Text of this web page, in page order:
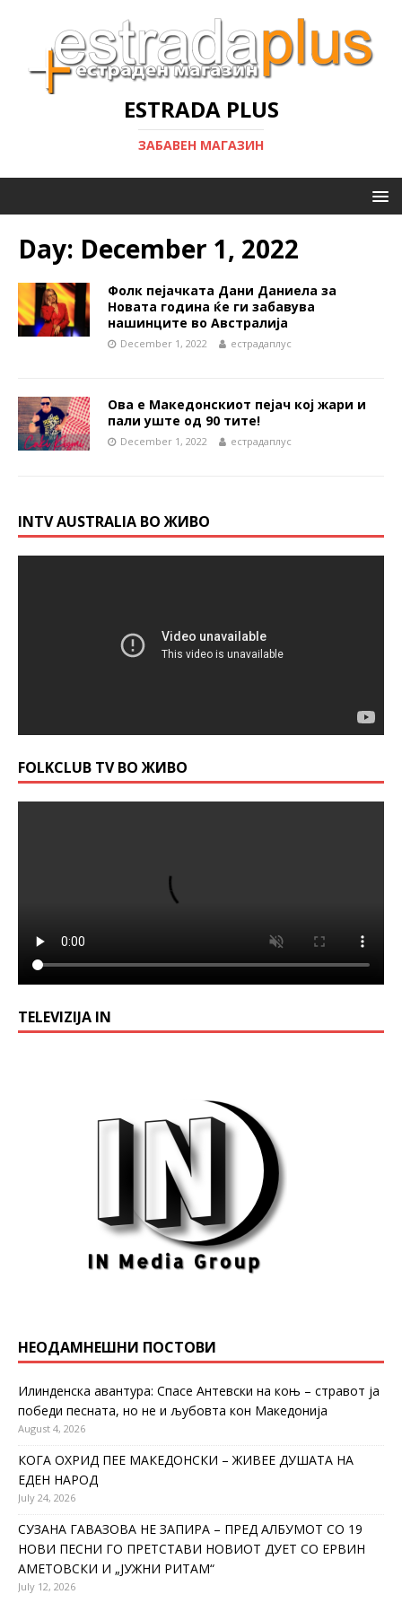
ESTRADA PLUS
ЗАБАВЕН МАГАЗИН
Day: December 1, 2022
Фолк пејачката Дани Даниела за
Новата година ќе ги забавува
нашинците во Австралија
December 1, 2022 естрадаплус
Ова е Македонскиот пејач кој жари и
пали уште од 90 тите!
December 1, 2022 естрадаплус
INTV AUSTRALIA ВО ЖИВО
FOLKCLUB TV ВО ЖИВО
TELEVIZIJA IN
НЕОДАМНЕШНИ ПОСТОВИ
Илинденска авантура: Спасе Антевски на коњ – стравот ја
победи песната, но не и љубовта кон Македонија
August 4, 2026
КОГА ОХРИД ПЕЕ МАКЕДОНСКИ – ЖИВЕЕ ДУШАТА НА
ЕДЕН НАРОД
July 24, 2026
СУЗАНА ГАВАЗОВА НЕ ЗАПИРА – ПРЕД АЛБУМОТ СО 19
НОВИ ПЕСНИ ГО ПРЕТСТАВИ НОВИОТ ДУЕТ СО ЕРВИН
АМЕТОВСКИ И „ЈУЖНИ РИТАМ“
July 12, 2026